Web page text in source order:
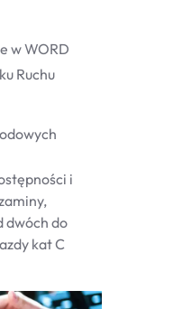
w WORD
Ruchu
i
dwóch do
kat C